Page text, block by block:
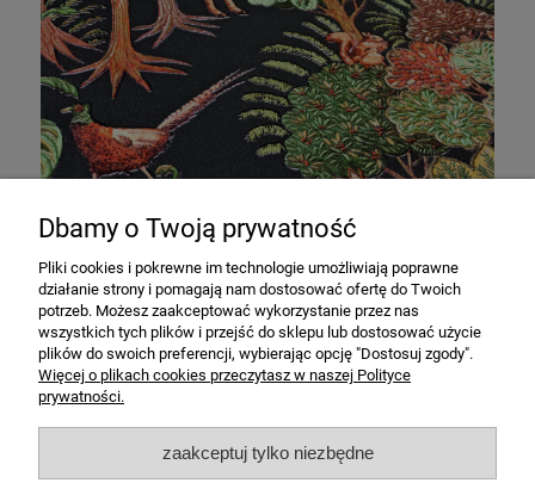
➡️Pamiętaj o kleju, pędzlu i nożyku do tapet! ;-)
Pomoc
Dbamy o Twoją prywatność
Pliki cookies i pokrewne im technologie umożliwiają poprawne
działanie strony i pomagają nam dostosować ofertę do Twoich
potrzeb. Możesz zaakceptować wykorzystanie przez nas
wszystkich tych plików i przejść do sklepu lub dostosować użycie
plików do swoich preferencji, wybierając opcję "Dostosuj zgody".
Więcej o plikach cookies przeczytasz w naszej Polityce
prywatności.
zaakceptuj tylko niezbędne